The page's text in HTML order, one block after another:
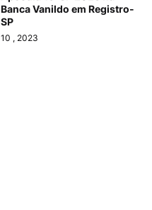
Banca Vanildo em Registro-
SP
10 , 2023